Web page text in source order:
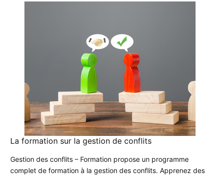
La formation sur la gestion de conflits
Gestion des conflits – Formation propose un programme
complet de formation à la gestion des conflits. Apprenez des